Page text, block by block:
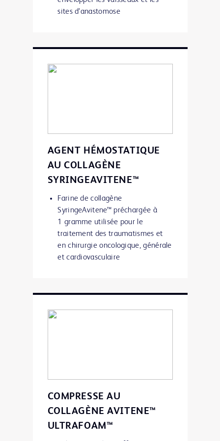
sites d’anastomose
AGENT HÉMOSTATIQUE
AU COLLAGÈNE
SYRINGEAVITENE™
Farine de collagène
SyringeAvitene™ préchargée à
1 gramme utilisée pour le
traitement des traumatismes et
en chirurgie oncologique, générale
et cardiovasculaire
COMPRESSE AU
COLLAGÈNE AVITENE™
ULTRAFOAM™